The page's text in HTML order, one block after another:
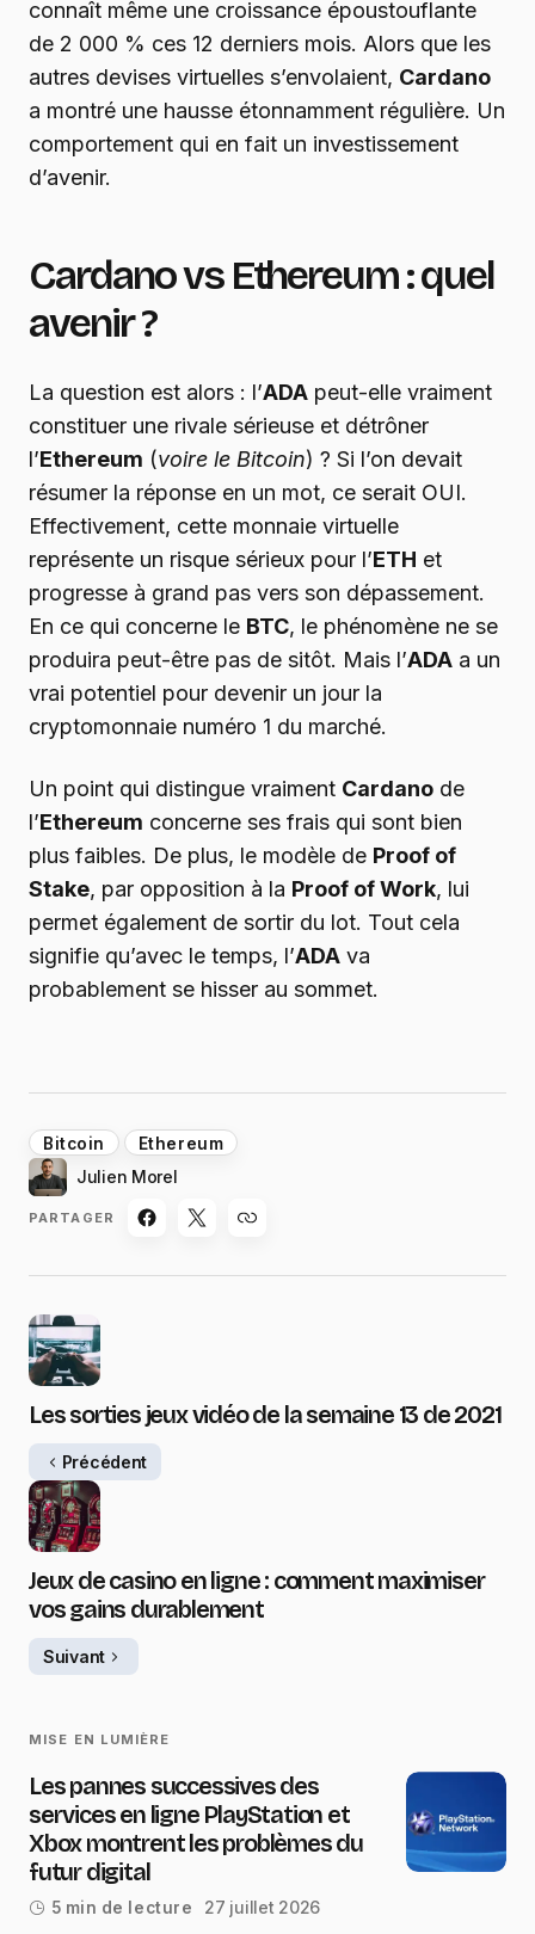
connaît même une croissance époustouflante
de 2 000 % ces 12 derniers mois. Alors que les
autres devises virtuelles s’envolaient, Cardano
a montré une hausse étonnamment régulière. Un
comportement qui en fait un investissement
d’avenir.
Cardano vs Ethereum : quel
avenir ?
La question est alors : l’ADA peut-elle vraiment
constituer une rivale sérieuse et détrôner
l’Ethereum (voire le Bitcoin) ? Si l’on devait
résumer la réponse en un mot, ce serait OUI.
Effectivement, cette monnaie virtuelle
représente un risque sérieux pour l’ETH et
progresse à grand pas vers son dépassement.
En ce qui concerne le BTC, le phénomène ne se
produira peut-être pas de sitôt. Mais l’ADA a un
vrai potentiel pour devenir un jour la
cryptomonnaie numéro 1 du marché.
Un point qui distingue vraiment Cardano de
l’Ethereum concerne ses frais qui sont bien
plus faibles. De plus, le modèle de Proof of
Stake, par opposition à la Proof of Work, lui
permet également de sortir du lot. Tout cela
signifie qu’avec le temps, l’ADA va
probablement se hisser au sommet.
Bitcoin Ethereum
Julien Morel
PARTAGER
Les sorties jeux vidéo de la semaine 13 de 2021
Précédent
Jeux de casino en ligne : comment maximiser
vos gains durablement
Suivant
MISE EN LUMIÈRE
Les pannes successives des
services en ligne PlayStation et
Xbox montrent les problèmes du
futur digital
5 min de lecture 27 juillet 2026